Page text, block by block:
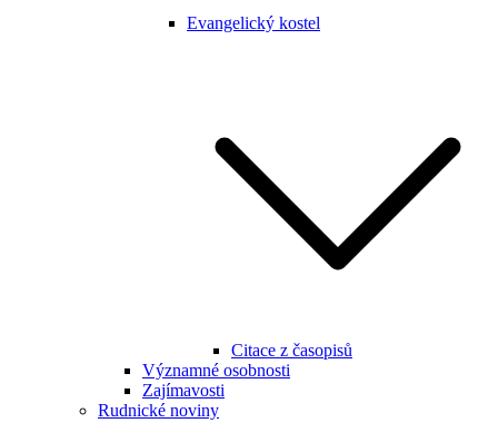
Evangelický kostel
Citace z časopisů
Významné osobnosti
Zajímavosti
Rudnické noviny